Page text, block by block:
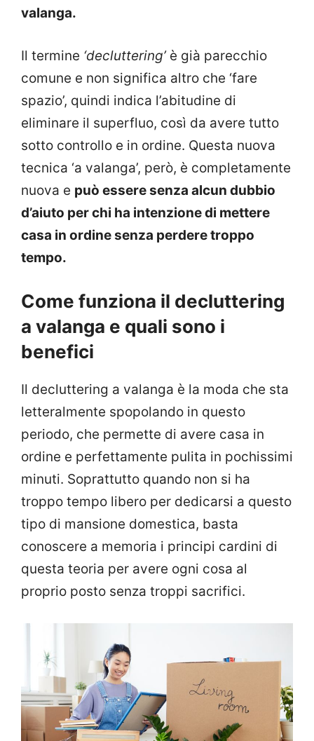
valanga.
Il termine ‘decluttering’ è già parecchio
comune e non significa altro che ‘fare
spazio’, quindi indica l’abitudine di
eliminare il superfluo, così da avere tutto
sotto controllo e in ordine. Questa nuova
tecnica ‘a valanga’, però, è completamente
nuova e può essere senza alcun dubbio
d’aiuto per chi ha intenzione di mettere
casa in ordine senza perdere troppo
tempo.
Come funziona il decluttering
a valanga e quali sono i
benefici
Il decluttering a valanga è la moda che sta
letteralmente spopolando in questo
periodo, che permette di avere casa in
ordine e perfettamente pulita in pochissimi
minuti. Soprattutto quando non si ha
troppo tempo libero per dedicarsi a questo
tipo di mansione domestica, basta
conoscere a memoria i principi cardini di
questa teoria per avere ogni cosa al
proprio posto senza troppi sacrifici.